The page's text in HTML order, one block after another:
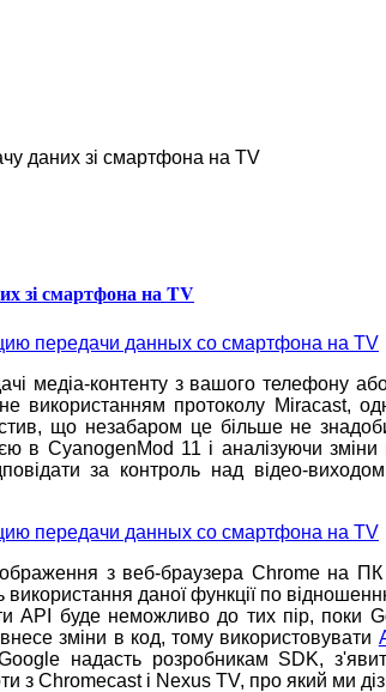
даних зі смартфона на TV
зі смартфона на TV
медіа-контенту з вашого телефону
використанням протоколу Miracast,
що незабаром це більше не
в CyanogenMod 11 і аналізуючи
за контроль над відео-
з веб-браузера Chrome на ПК
використання даної функції по
API буде неможливо до тих пір, поки
зміни в код, тому використовувати
надасть розробникам SDK,
з Chromecast і Nexus TV, про який ми